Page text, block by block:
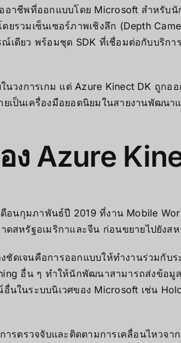
าชีพที่ออกแบบโดย Microsoft สำหรับ
วมเซ็นเซอร์ภาพเชิงลึก (Depth
เดียว พร้อมชุด SDK ที่เชื่อมต่อกับบริก
งการเกม แต่ Azure Kinect DK ถูกอ
เป็นเครื่องมือยอดนิยมในสายงานพัฒน
ง Azure
อนกุมภาพันธ์ปี 2019 ที่งาน Mobile
ดสหรัฐอเมริกาและจีน ก่อนขยายไปยัง
ดเจนคือการออกแบบให้ทำงานร่วมกับ
อื่น ๆ ทำให้นักพัฒนาสามารถส่งข้อมู
ในระบบนิเวศของ Microsoft เช่น
รตรวจจับและติดตามการเคลื่อนไหวจ